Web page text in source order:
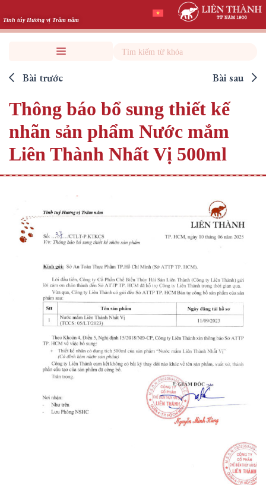
to
content
Tinh túy Hương vị Trăm năm
Search
Bài trước Bài sau
Thông báo bổ sung thiết kế
nhãn sản phẩm Nước mắm
Liên Thành Nhất Vị 500ml